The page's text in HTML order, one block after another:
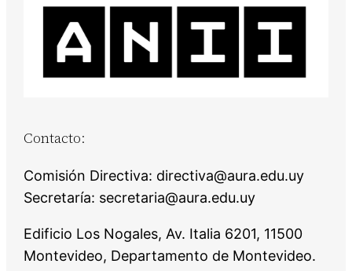
Contacto:
Comisión Directiva: directiva@aura.edu.uy
Secretaría: secretaria@aura.edu.uy
Edificio Los Nogales, Av. Italia 6201, 11500
Montevideo, Departamento de Montevideo.